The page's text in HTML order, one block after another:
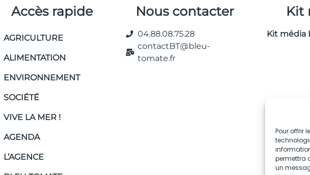
Pour offrir
permettra
un
Accès rapide
AGRICULTURE
ALIMENTATION
ENVIRONNEMENT
SOCIÉTÉ
VIVE LA MER !
AGENDA
L’AGENCE
Nous contacter
04.88.08.75.28
contactBT@bleu-
tomate.fr
Kit
Kit média